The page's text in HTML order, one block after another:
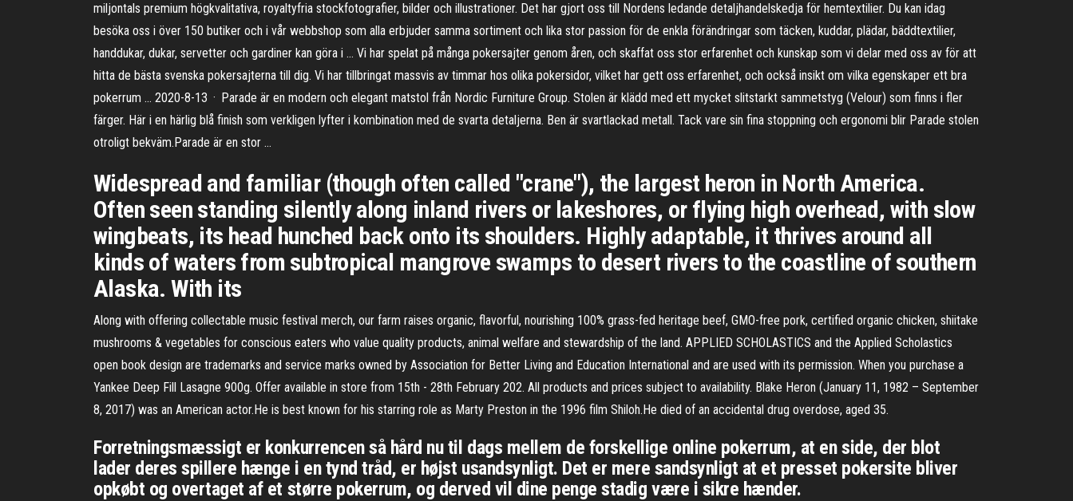
miljontals premium högkvalitativa, royaltyfria stockfotografier, bilder och illustrationer. Det har gjort oss till Nordens ledande detaljhandelskedja för hemtextilier. Du kan idag
besöka oss i över 150 butiker och i vår webbshop som alla erbjuder samma sortiment och lika stor passion för de enkla förändringar som täcken, kuddar, plädar, bäddtextilier,
handdukar, dukar, servetter och gardiner kan göra i … Vi har spelat på många pokersajter genom åren, och skaffat oss stor erfarenhet och kunskap som vi delar med oss av för att
hitta de bästa svenska pokersajterna till dig. Vi har tillbringat massvis av timmar hos olika pokersidor, vilket har gett oss erfarenhet, och också insikt om vilka egenskaper ett bra
pokerrum … 2020-8-13 · Parade är en modern och elegant matstol från Nordic Furniture Group. Stolen är klädd med ett mycket slitstarkt sammetstyg (Velour) som finns i fler
färger. Här i en härlig blå finish som verkligen lyfter i kombination med de svarta detaljerna. Ben är svartlackad metall. Tack vare sin fina stoppning och ergonomi blir Parade stolen
otroligt bekväm.Parade är en stor …
Widespread and familiar (though often called "crane"), the largest heron in North America.
Often seen standing silently along inland rivers or lakeshores, or flying high overhead, with slow
wingbeats, its head hunched back onto its shoulders. Highly adaptable, it thrives around all
kinds of waters from subtropical mangrove swamps to desert rivers to the coastline of southern
Alaska. With its
Along with offering collectable music festival merch, our farm raises organic, flavorful, nourishing 100% grass-fed heritage beef, GMO-free pork, certified organic chicken, shiitake
mushrooms & vegetables for conscious eaters who value quality products, animal welfare and stewardship of the land. APPLIED SCHOLASTICS and the Applied Scholastics
open book design are trademarks and service marks owned by Association for Better Living and Education International and are used with its permission. When you purchase a
Yankee Deep Fill Lasagne 900g. Offer available in store from 15th - 28th February 202. All products and prices subject to availability. Blake Heron (January 11, 1982 – September
8, 2017) was an American actor.He is best known for his starring role as Marty Preston in the 1996 film Shiloh.He died of an accidental drug overdose, aged 35.
Forretningsmæssigt er konkurrencen så hård nu til dags mellem de forskellige online pokerrum, at en side, der blot
lader deres spillere hænge i en tynd tråd, er højst usandsynligt. Det er mere sandsynligt at et presset pokersite bliver
opkøbt og overtaget af et større pokerrum, og derved vil dine penge stadig være i sikre hænder.